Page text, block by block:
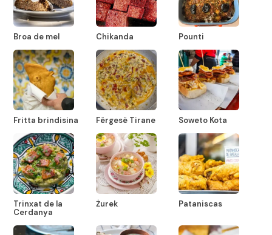
Broa de mel Chikanda Pounti
Fritta brindisina Fërgesë Tirane Soweto Kota
Trinxat de la
Cerdanya
Żurek Pataniscas